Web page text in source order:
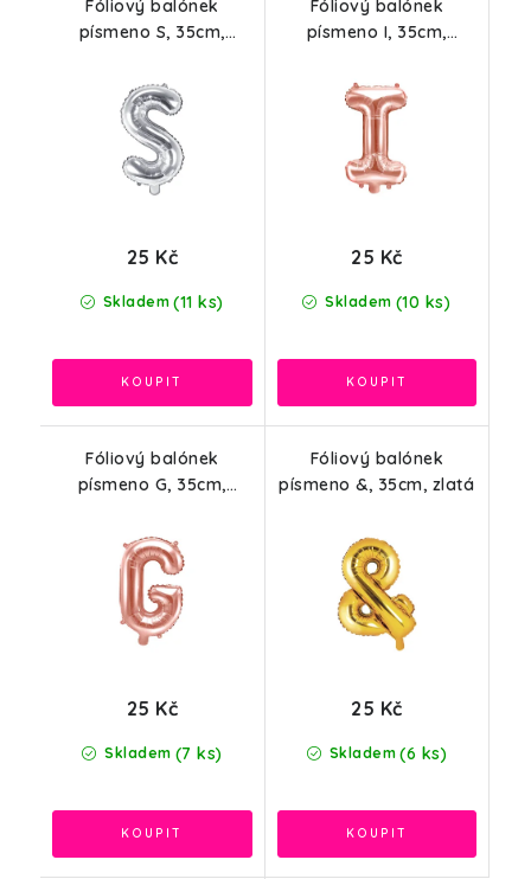
Fóliový balónek
písmeno S, 35cm,
Skladem (11 ks)
25 Kč
Fóliový balónek
písmeno I, 35cm,
Skladem (10 ks)
25 Kč
Fóliový balónek
písmeno G, 35cm,
Skladem (7 ks)
25 Kč
Fóliový balónek
písmeno &, 35cm, zlatá
Skladem (6 ks)
25 Kč